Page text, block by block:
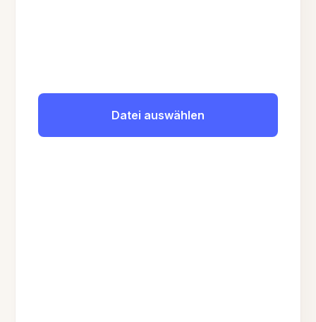
Datei auswählen